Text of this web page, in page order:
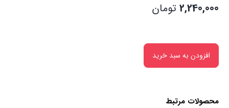
2,240,000 تومان
افزودن به سبد خرید
محصولات مرتبط